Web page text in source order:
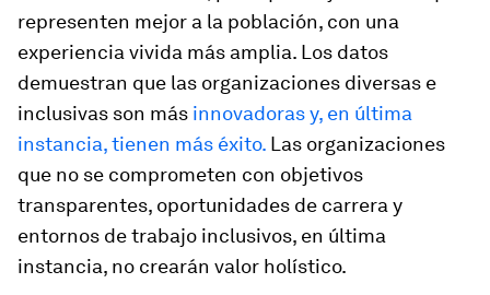
representen mejor a la población, con una
experiencia vivida más amplia. Los datos
demuestran que las organizaciones diversas e
inclusivas son más innovadoras y, en última
instancia, tienen más éxito. Las organizaciones
que no se comprometen con objetivos
transparentes, oportunidades de carrera y
entornos de trabajo inclusivos, en última
instancia, no crearán valor holístico.